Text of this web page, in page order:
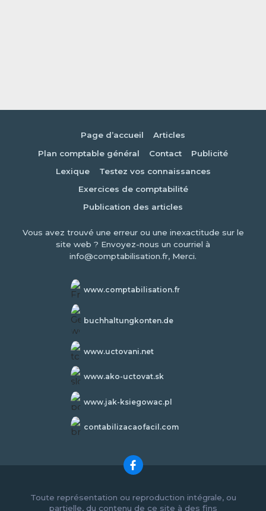
Page d’accueil
Articles
Plan comptable général
Contact
Publicité
Lexique
Testez vos connaissances
Exercices de comptabilité
Publication des articles
Vous avez trouvé une erreur ou une inexactitude sur le
site web ? Envoyez-nous un courriel à
info@comptabilisation.fr, Merci.
www.comptabilisation.fr
buchhaltungkonten.de
www.uctovani.net
www.ako-uctovat.sk
www.jak-ksiegowac.pl
contabilizacaofacil.com
Toute représentation ou reproduction intégrale, ou
partielle, du contenu de ce site à des fins